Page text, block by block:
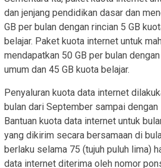
dan jenjang pendidikan dasar dan
GB per bulan dengan rincian 5 GB
belajar. Paket kuota internet untuk
mendapatkan 50 GB per bulan
umum dan 45 GB kuota belajar.
Penyaluran kuota data internet
bulan dari September sampai
Bantuan kuota data internet untuk
yang dikirim secara bersamaan di
berlaku selama 75 (tujuh puluh lima)
data internet diterima oleh nomor